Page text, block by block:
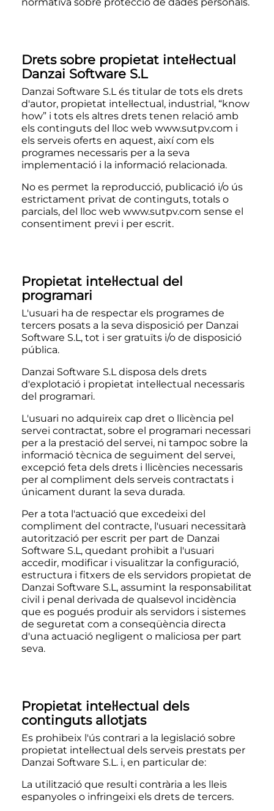
Drets sobre propietat intel·lectual
Danzai Software S.L
Danzai Software S.L és titular de tots els drets
d'autor, propietat intel·lectual, industrial, “know
how” i tots els altres drets tenen relació amb
els continguts del lloc web www.sutpv.com i
els serveis oferts en aquest, així com els
programes necessaris per a la seva
implementació i la informació relacionada.
No es permet la reproducció, publicació i/o ús
estrictament privat de continguts, totals o
parcials, del lloc web www.sutpv.com sense el
consentiment previ i per escrit.
Propietat intel·lectual del
programari
L'usuari ha de respectar els programes de
tercers posats a la seva disposició per Danzai
Software S.L, tot i ser gratuïts i/o de disposició
pública.
Danzai Software S.L disposa dels drets
d'explotació i propietat intel·lectual necessaris
del programari.
L'usuari no adquireix cap dret o llicència pel
servei contractat, sobre el programari necessari
per a la prestació del servei, ni tampoc sobre la
informació tècnica de seguiment del servei,
excepció feta dels drets i llicències necessaris
per al compliment dels serveis contractats i
únicament durant la seva durada.
Per a tota l'actuació que excedeixi del
compliment del contracte, l'usuari necessitarà
autorització per escrit per part de Danzai
Software S.L, quedant prohibit a l'usuari
accedir, modificar i visualitzar la configuració,
estructura i fitxers de els servidors propietat de
Danzai Software S.L, assumint la responsabilitat
civil i penal derivada de qualsevol incidència
que es pogués produir als servidors i sistemes
de seguretat com a conseqüència directa
d'una actuació negligent o maliciosa per part
seva.
Propietat intel·lectual dels
continguts allotjats
Es prohibeix l'ús contrari a la legislació sobre
propietat intel·lectual dels serveis prestats per
Danzai Software S.L. i, en particular de:
La utilització que resulti contrària a les lleis
espanyoles o infringeixi els drets de tercers.